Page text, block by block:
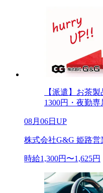
【派遣】お茶
1300円・夜勤専
08月06日UP
株式会社G&G 姫路営
時給1,300円〜1,625円